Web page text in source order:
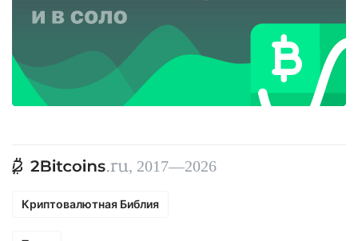
, 2017—2026
Криптовалютная Библия